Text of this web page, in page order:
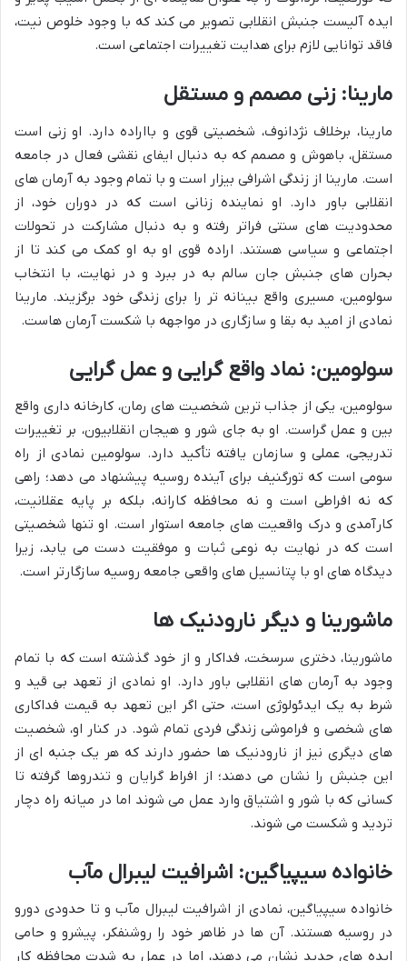
ایده آلیست جنبش انقلابی تصویر می کند که با وجود خلوص نیت،
فاقد توانایی لازم برای هدایت تغییرات اجتماعی است.
مارینا: زنی مصمم و مستقل
مارینا، برخلاف نژدانوف، شخصیتی قوی و بااراده دارد. او زنی است
مستقل، باهوش و مصمم که به دنبال ایفای نقشی فعال در جامعه
است. مارینا از زندگی اشرافی بیزار است و با تمام وجود به آرمان های
انقلابی باور دارد. او نماینده زنانی است که در دوران خود، از
محدودیت های سنتی فراتر رفته و به دنبال مشارکت در تحولات
اجتماعی و سیاسی هستند. اراده قوی او به او کمک می کند تا از
بحران های جنبش جان سالم به در ببرد و در نهایت، با انتخاب
سولومین، مسیری واقع بینانه تر را برای زندگی خود برگزیند. مارینا
نمادی از امید به بقا و سازگاری در مواجهه با شکست آرمان هاست.
سولومین: نماد واقع گرایی و عمل گرایی
سولومین، یکی از جذاب ترین شخصیت های رمان، کارخانه داری واقع
بین و عمل گراست. او به جای شور و هیجان انقلابیون، بر تغییرات
تدریجی، عملی و سازمان یافته تأکید دارد. سولومین نمادی از راه
سومی است که تورگنیف برای آینده روسیه پیشنهاد می دهد؛ راهی
که نه افراطی است و نه محافظه کارانه، بلکه بر پایه عقلانیت،
کارآمدی و درک واقعیت های جامعه استوار است. او تنها شخصیتی
است که در نهایت به نوعی ثبات و موفقیت دست می یابد، زیرا
دیدگاه های او با پتانسیل های واقعی جامعه روسیه سازگارتر است.
ماشورینا و دیگر نارودنیک ها
ماشورینا، دختری سرسخت، فداکار و از خود گذشته است که با تمام
وجود به آرمان های انقلابی باور دارد. او نمادی از تعهد بی قید و
شرط به یک ایدئولوژی است، حتی اگر این تعهد به قیمت فداکاری
های شخصی و فراموشی زندگی فردی تمام شود. در کنار او، شخصیت
های دیگری نیز از نارودنیک ها حضور دارند که هر یک جنبه ای از
این جنبش را نشان می دهند؛ از افراط گرایان و تندروها گرفته تا
کسانی که با شور و اشتیاق وارد عمل می شوند اما در میانه راه دچار
تردید و شکست می شوند.
خانواده سیپیاگین: اشرافیت لیبرال مآب
خانواده سیپیاگین، نمادی از اشرافیت لیبرال مآب و تا حدودی دورو
در روسیه هستند. آن ها در ظاهر خود را روشنفکر، پیشرو و حامی
ایده های جدید نشان می دهند، اما در عمل به شدت محافظه کار